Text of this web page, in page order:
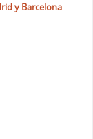
y Barcelona